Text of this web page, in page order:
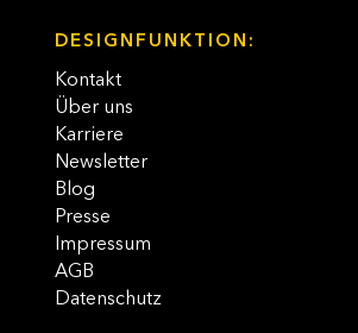
DESIGNFUNKTION:
Kontakt
Über uns
Karriere
Newsletter
Blog
Presse
Impressum
AGB
Datenschutz